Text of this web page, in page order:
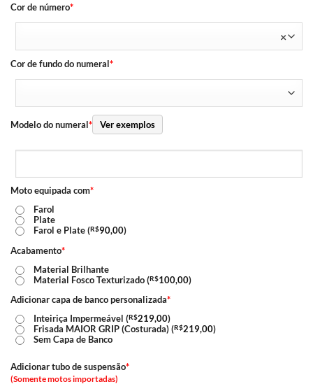
Cor de número*
×
Cor de fundo do numeral*
Modelo do numeral* Ver exemplos
Moto equipada com*
Farol
Plate
Farol e Plate (R$90,00)
Acabamento*
Material Brilhante
Material Fosco Texturizado (R$100,00)
Adicionar capa de banco personalizada*
Inteiriça Impermeável (R$219,00)
Frisada MAIOR GRIP (Costurada) (R$219,00)
Sem Capa de Banco
Adicionar tubo de suspensão*
(Somente motos importadas)